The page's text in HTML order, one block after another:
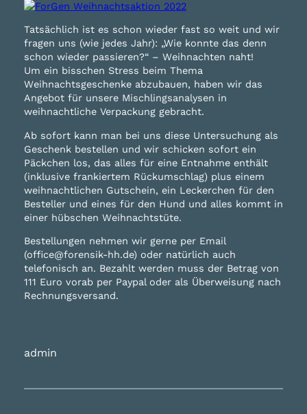
Tatsächlich ist es schon wieder fast so weit und wir
fragen uns (wie jedes Jahr): „Wie konnte das denn
schon wieder passieren?“ – Weihnachten naht!
Um ein bisschen Stress beim Thema
Weihnachtsgeschenke abzubauen, haben wir das
Angebot für unsere Mischlingsanalysen in
weihnachtliche Verpackung gebracht.
Ab sofort kann man bei uns diese Untersuchung als
Geschenk bestellen und wir schicken sofort ein
Päckchen los, das alles für eine Entnahme enthält
(inklusive frankiertem Rückumschlag) plus einem
weihnachtlichen Gutschein, ein Leckerchen für den
Besteller und eines für den Hund und alles kommt in
einer hübschen Weihnachtstüte.
Bestellungen nehmen wir gerne per Email
(office@forensik-hh.de) oder natürlich auch
telefonisch an. Bezahlt werden muss der Betrag von
111 Euro vorab per Paypal oder als Überweisung nach
Rechnungsversand.
admin